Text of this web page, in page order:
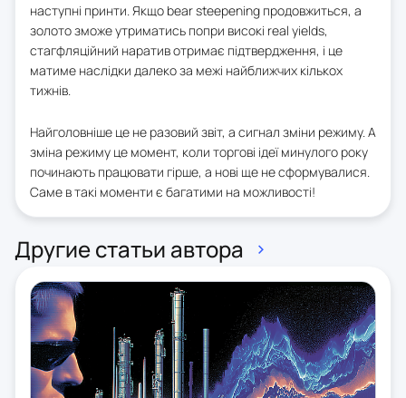
наступні принти. Якщо bear steepening продовжиться, а
золото зможе утриматись попри високі real yields,
стагфляційний наратив отримає підтвердження, і це
матиме наслідки далеко за межі найближчих кількох
тижнів.
Найголовніше це не разовий звіт, а сигнал зміни режиму. А
зміна режиму це момент, коли торгові ідеї минулого року
починають працювати гірше, а нові ще не сформувалися.
Саме в такі моменти є багатими на можливості!
Другие статьи автора